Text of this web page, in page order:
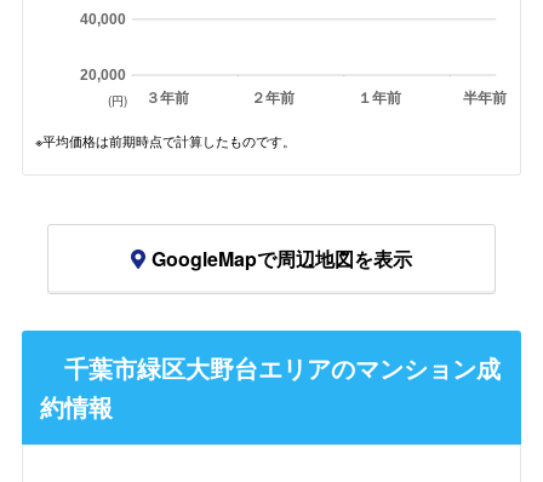
３年前 ２年前 １年前 半年前
20,000
40,000
(円)
※平均価格は前期時点で計算したものです。
GoogleMapで周辺地図を表示
千葉市緑区大野台エリアのマンション成
約情報